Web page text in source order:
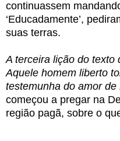
continuassem
‘Educadamente’,
suas terras.
A terceira lição do texto
Aquele homem liberto
testemunha do amor
começou a pregar na
região pagã, sobre o